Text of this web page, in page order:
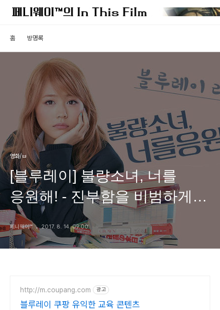
홈 방명록
영화/ㅂ
[블루레이] 불량소녀, 너를
응원해! - 진부함을 비범하게
바꾸는 긍정의 힘
페니웨이™ 2017. 8. 14. 09:00
http://m.coupang.com 광고
블루레이 쿠팡 유익한 교육 콘텐츠